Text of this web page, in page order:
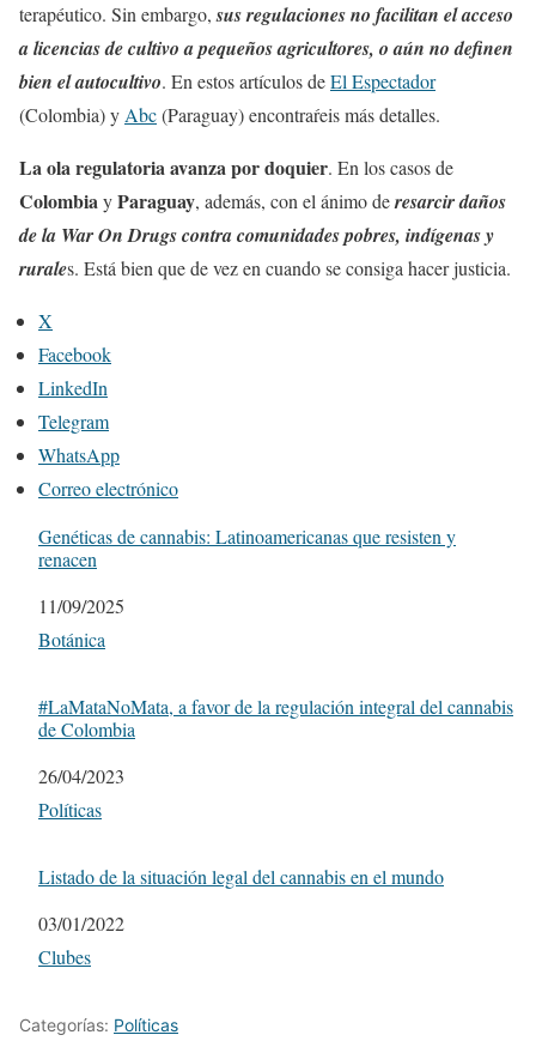
terapéutico. Sin embargo,sus regulaciones no facilitan el acceso
a licencias de cultivo a pequeños agricultores, o aún no definen
bien el autocultivo. En estos artículos deEl Espectador
(Colombia) y Abc(Paraguay) encontraŕeis más detalles.
La ola regulatoria avanza por doquier. En los casos de
ColombiayParaguay, además, con el ánimo deresarcir daños
de la War On Drugs contra comunidades pobres, indígenas y
rurales. Está bien que de vez en cuando se consiga hacer justicia.
X
Facebook
LinkedIn
Telegram
WhatsApp
Correo electrónico
Genéticas de cannabis: Latinoamericanas que resisten y
renacen
Fecha
11/09/2025
Respecto a
Botánica
#LaMataNoMata, a favor de la regulación integral del cannabis
de Colombia
Fecha
26/04/2023
Respecto a
Políticas
Listado de la situación legal del cannabis en el mundo
Fecha
03/01/2022
Respecto a
Clubes
Categorías: Políticas